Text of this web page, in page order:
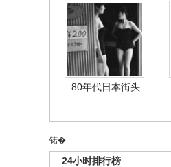
80年代日本街头
锘�
24小时排行榜